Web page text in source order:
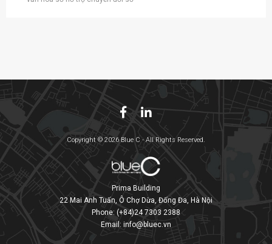
Copyright © 2026 Blue C - All Rights Reserved.
Prima Building
22 Mai Anh Tuấn, Ô Chợ Dừa, Đống Đa, Hà Nội
Phone: (+84)24 7303 2388
Email: info@bluec.vn